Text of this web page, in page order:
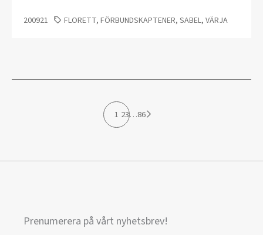
200921 FLORETT, FÖRBUNDSKAPTENER, SABEL, VÄRJA
1 23…86
Prenumerera på vårt nyhetsbrev!